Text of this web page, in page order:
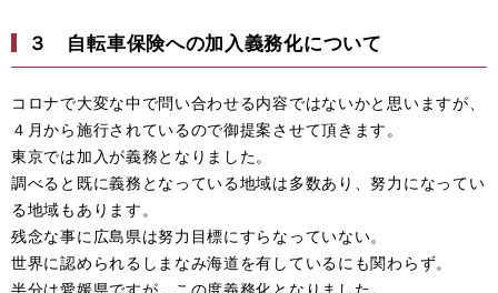
３ 自転車保険への加入義務化について
コロナで大変な中で問い合わせる内容ではないかと思いますが、
４月から施行されているので御提案させて頂きます。
東京では加入が義務となりました。
調べると既に義務となっている地域は多数あり、努力になってい
る地域もあります。
残念な事に広島県は努力目標にすらなっていない。
世界に認められるしまなみ海道を有しているにも関わらず。